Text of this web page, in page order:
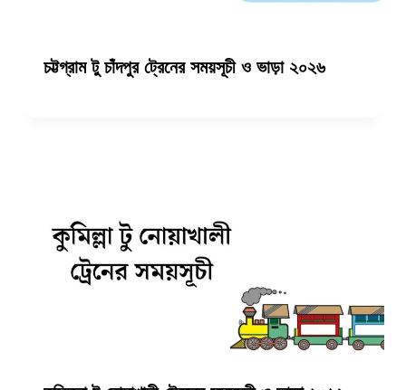
চট্টগ্রাম টু চাঁদপুর ট্রেনের সময়সূচী ও ভাড়া ২০২৬